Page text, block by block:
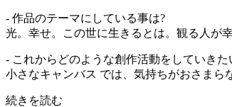
- 作品のテーマにしている事は?
光。幸せ。この世に生きるとは。観る人が
- これからどのような創作活動をしていきた
小さなキャンバス では、気持ちがおさまら
続きを読む